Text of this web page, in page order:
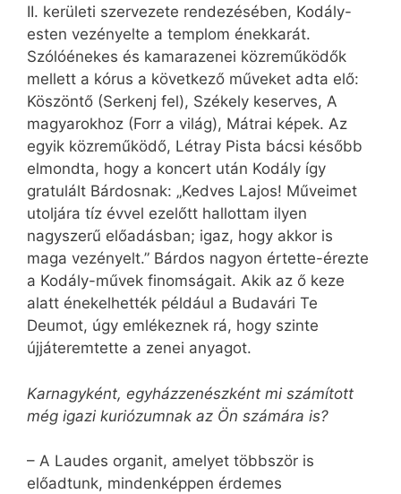
II. kerületi szervezete rendezésében, Kodály-
esten vezényelte a templom énekkarát.
Szólóénekes és kamarazenei közreműködők
mellett a kórus a következő műveket adta elő:
Köszöntő (Serkenj fel), Székely keserves, A
magyarokhoz (Forr a világ), Mátrai képek. Az
egyik közreműködő, Létray Pista bácsi később
elmondta, hogy a koncert után Kodály így
gratulált Bárdosnak: „Kedves Lajos! Műveimet
utoljára tíz évvel ezelőtt hallottam ilyen
nagyszerű előadásban; igaz, hogy akkor is
maga vezényelt.” Bárdos nagyon értette-érezte
a Kodály-művek finomságait. Akik az ő keze
alatt énekelhették például a Budavári Te
Deumot, úgy emlékeznek rá, hogy szinte
újjáteremtette a zenei anyagot.
Karnagyként, egyházzenészként mi számított
még igazi kuriózumnak az Ön számára is?
– A Laudes organit, amelyet többször is
előadtunk, mindenképpen érdemes